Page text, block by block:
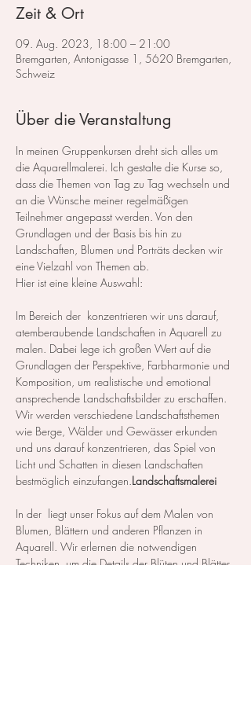
Zeit & Ort
09. Aug. 2023, 18:00 – 21:00
Bremgarten, Antonigasse 1, 5620 Bremgarten,
Schweiz
Über die Veranstaltung
In meinen Gruppenkursen dreht sich alles um
die Aquarellmalerei. Ich gestalte die Kurse so,
dass die Themen von Tag zu Tag wechseln und
an die Wünsche meiner regelmäßigen
Teilnehmer angepasst werden. Von den
Grundlagen und der Basis bis hin zu
Landschaften, Blumen und Porträts decken wir
eine Vielzahl von Themen ab.
Hier ist eine kleine Auswahl:
Im Bereich der konzentrieren wir uns darauf,
atemberaubende Landschaften in Aquarell zu
malen. Dabei lege ich großen Wert auf die
Grundlagen der Perspektive, Farbharmonie und
Komposition, um realistische und emotional
ansprechende Landschaftsbilder zu erschaffen.
Wir werden verschiedene Landschaftsthemen
wie Berge, Wälder und Gewässer erkunden
und uns darauf konzentrieren, das Spiel von
Licht und Schatten in diesen Landschaften
bestmöglich einzufangen.Landschaftsmalerei
In der
liegt unser Fokus auf dem Malen von
Blumen, Blättern und anderen Pflanzen in
Aquarell. Wir erlernen die notwendigen
Techniken, um die Details der Blüten und Blätter